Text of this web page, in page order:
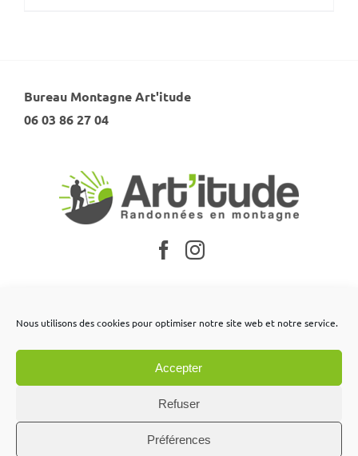
Nous utilisons des cookies pour optimiser notre site web et notre service.
Accepter
Refuser
Préférences
Bureau Montagne Art'itude
06 03 86 27 04
Nos partenaires
Conditions générales de vente